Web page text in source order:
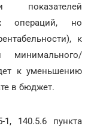
показателей
операций, но
к
минимального/
к уменьшению
в бюджет.
1, 140.5.6 пункта